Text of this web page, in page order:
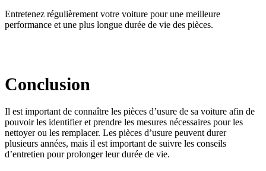
Entretenez régulièrement votre voiture pour une meilleure
performance et une plus longue durée de vie des pièces.
Conclusion
Il est important de connaître les pièces d’usure de sa voiture afin de
pouvoir les identifier et prendre les mesures nécessaires pour les
nettoyer ou les remplacer. Les pièces d’usure peuvent durer
plusieurs années, mais il est important de suivre les conseils
d’entretien pour prolonger leur durée de vie.